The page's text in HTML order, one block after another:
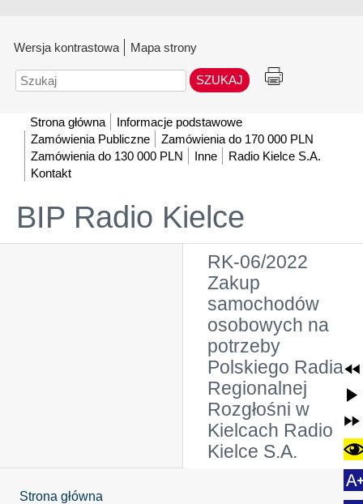
Wersja kontrastowa Mapa strony
Szukaj
Strona główna
Informacje podstawowe
Zamówienia Publiczne
Zamówienia do 170 000 PLN
Zamówienia do 130 000 PLN
Inne
Radio Kielce S.A.
Kontakt
BIP Radio Kielce
RK-06/2022
Zakup
samochodów
osobowych na
potrzeby
Polskiego Radia
Regionalnej
Rozgłośni w
Kielcach Radio
Kielce S.A.
Strona główna